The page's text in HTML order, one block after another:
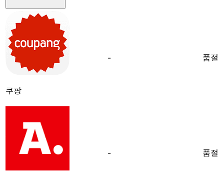
쿠팡
- 품절
- 품절